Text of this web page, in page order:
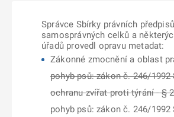
Správce Sbírky právních
samosprávných celků a
úřadů provedl opravu metadat:
Zákonné zmocnění a oblast
pohyb psů: zákon č. 246/1992
ochranu zvířat proti týrání - §
pohyb psů: zákon č. 246/1992